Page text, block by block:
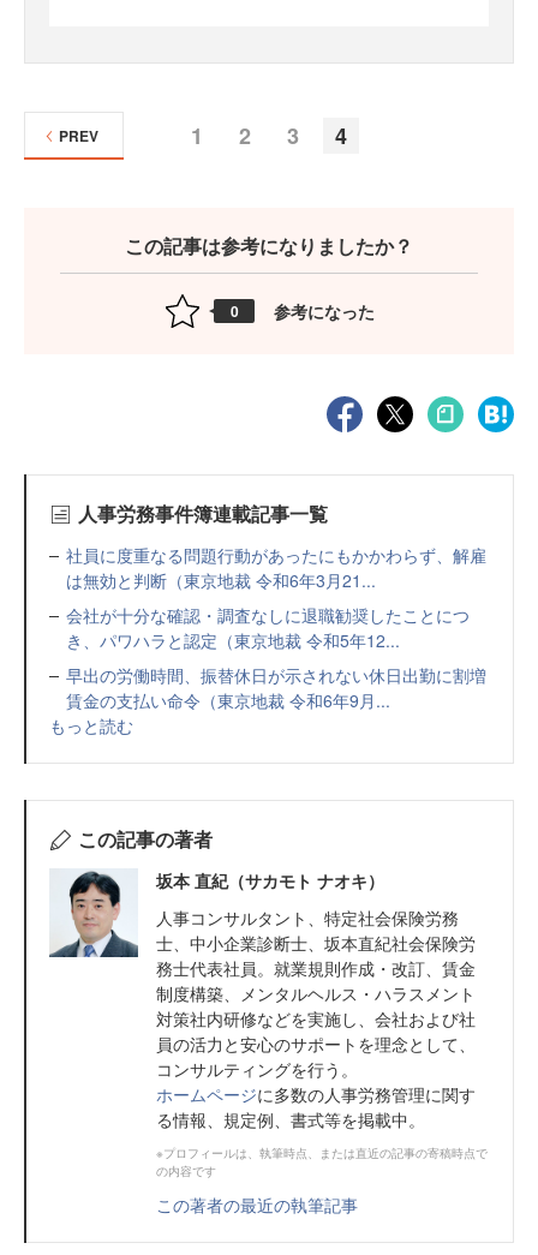
1 2 3 4
PREV
この記事は参考になりましたか？
0 参考になった
人事労務事件簿連載記事一覧
社員に度重なる問題行動があったにもかかわらず、解雇
は無効と判断（東京地裁 令和6年3月21...
会社が十分な確認・調査なしに退職勧奨したことにつ
き、パワハラと認定（東京地裁 令和5年12...
早出の労働時間、振替休日が示されない休日出勤に割増
賃金の支払い命令（東京地裁 令和6年9月...
もっと読む
この記事の著者
坂本 直紀（サカモト ナオキ）
人事コンサルタント、特定社会保険労務
士、中小企業診断士、坂本直紀社会保険労
務士代表社員。就業規則作成・改訂、賃金
制度構築、メンタルヘルス・ハラスメント
対策社内研修などを実施し、会社および社
員の活力と安心のサポートを理念として、
コンサルティングを行う。
ホームページに多数の人事労務管理に関す
る情報、規定例、書式等を掲載中。
※プロフィールは、執筆時点、または直近の記事の寄稿時点で
の内容です
この著者の最近の執筆記事